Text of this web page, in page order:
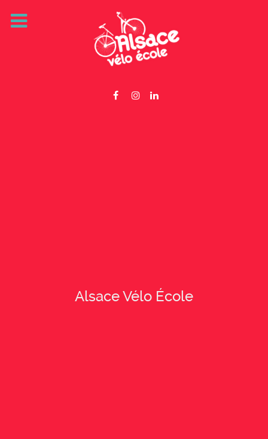
Alsace Vélo École